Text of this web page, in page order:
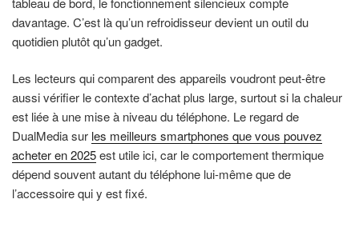
davantage. C’est là qu’un refroidisseur devient un outil du
quotidien plutôt qu’un gadget.
Les lecteurs qui comparent des appareils voudront peut-être
aussi vérifier le contexte d’achat plus large, surtout si la chaleur
est liée à une mise à niveau du téléphone. Le regard de
DualMedia sur les meilleurs smartphones que vous pouvez
acheter en 2025est utile ici, car le comportement thermique
dépend souvent autant du téléphone lui-même que de
l’accessoire qui y est fixé.